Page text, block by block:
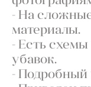
- На
материалы.
- Есть схемы
убавок.
- Подробный